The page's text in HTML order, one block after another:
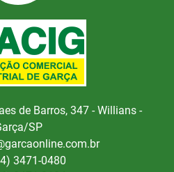
de Barros, 347 - Willians -
SP
3471-0480